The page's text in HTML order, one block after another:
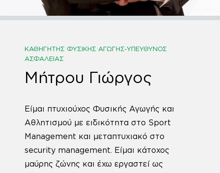
ΚΑΘΗΓΗΤΉΣ ΦΥΣΙΚΉΣ ΑΓΩΓΉΣ-ΥΠΕΎΘΥΝΟΣ
ΑΣΦΑΛΕΊΑΣ
Μήτρου Γιώργος
Είμαι πτυχιούχος Φυσικής Αγωγής και
Αθλητισμού με ειδικότητα στο Sport
Management και μεταπτυχιακό στο
security management. Είμαι κάτοχος
μαύρης ζώνης και έχω εργαστεί ως